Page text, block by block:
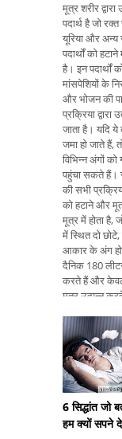
मूत्र शरीर
पदार्थ है जो
यूरिया और अन्य
पदार्थों को
है। इन पदार्थों
मांसपेशियों के
और भोजन की
प्रक्रिया द्वारा
जाता है। यदि
जमा हो जाते हैं,
विभिन्न अंगों
पहुंचा सकते हैं।
की सभी
को हटाने और
मूत्र में होता है,
में स्थित दो
आकार के अंग
दैनिक 180
करते हैं और
मूत्र उत्पन्न
विभिन्न
6 सिद्धांत जो
हम क्यों सपने